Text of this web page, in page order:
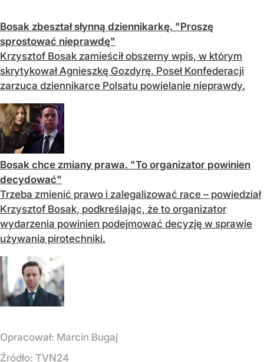
Bosak zbeształ słynną dziennikarkę. "Proszę
sprostować nieprawdę"
Krzysztof Bosak zamieścił obszerny wpis, w którym
skrytykował Agnieszkę Gozdyrę. Poseł Konfederacji
zarzuca dziennikarce Polsatu powielanie nieprawdy.
Bosak chce zmiany prawa. "To organizator powinien
decydować"
Trzeba zmienić prawo i zalegalizować race – powiedział
Krzysztof Bosak, podkreślając, że to organizator
wydarzenia powinien podejmować decyzję w sprawie
używania pirotechniki.
Opracował: Marcin Bugaj
Źródło: TVN24